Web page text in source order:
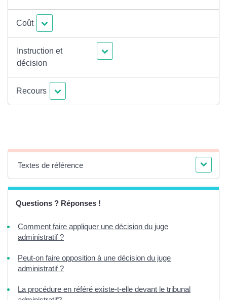
Coût
Instruction et
décision
Recours
Textes de référence
Questions ? Réponses !
Comment faire appliquer une décision du juge
administratif ?
Peut-on faire opposition à une décision du juge
administratif ?
La procédure en référé existe-t-elle devant le tribunal